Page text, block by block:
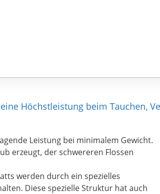
Höchstleistung beim Tauchen,
Leistung bei minimalem Gewicht.
erzeugt, der schwereren Flossen
werden durch ein spezielles
Diese spezielle Struktur hat auch